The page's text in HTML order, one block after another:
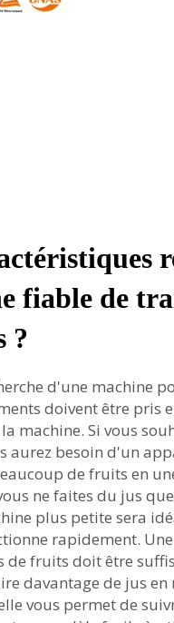
fiable de
?
d'une machine
doivent être pris
machine. Si vous
aurez besoin d'un
de fruits en
ne faites du jus
plus petite sera
rapidement.
de fruits doit être
davantage de jus en
vous permet de